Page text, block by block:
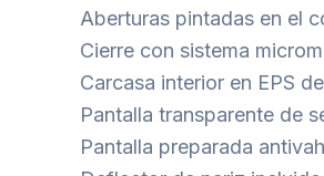
Aberturas pintadas en el
Cierre con sistema
Carcasa interior en EPS
Pantalla transparente de
Pantalla preparada